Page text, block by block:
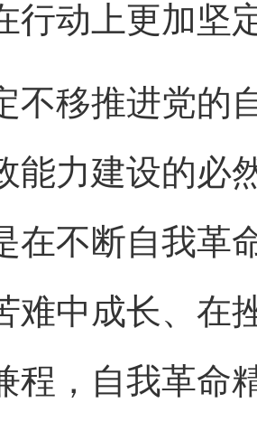
行动上更加坚
移推进党的自
能力建设的必
在不断自我革
难中成长、在
程，自我革命